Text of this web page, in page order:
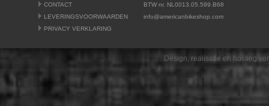
CONTACT
LEVERINGSVOORWAARDEN
PRIVACY VERKLARING
BTW nr. NL0013.05.599.B68
info@americanbikeshop.com
Design, realisatie en hosting